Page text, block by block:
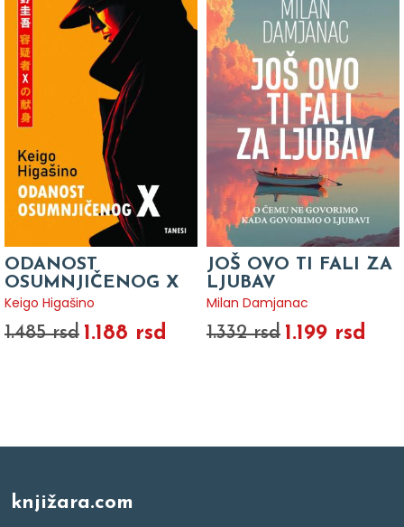
ODANOST
OSUMNJIČENOG X
Keigo Higašino
1.485 rsd 1.188 rsd
JOŠ OVO TI FALI ZA
LJUBAV
Milan Damjanac
1.332 rsd 1.199 rsd
knjižara.com